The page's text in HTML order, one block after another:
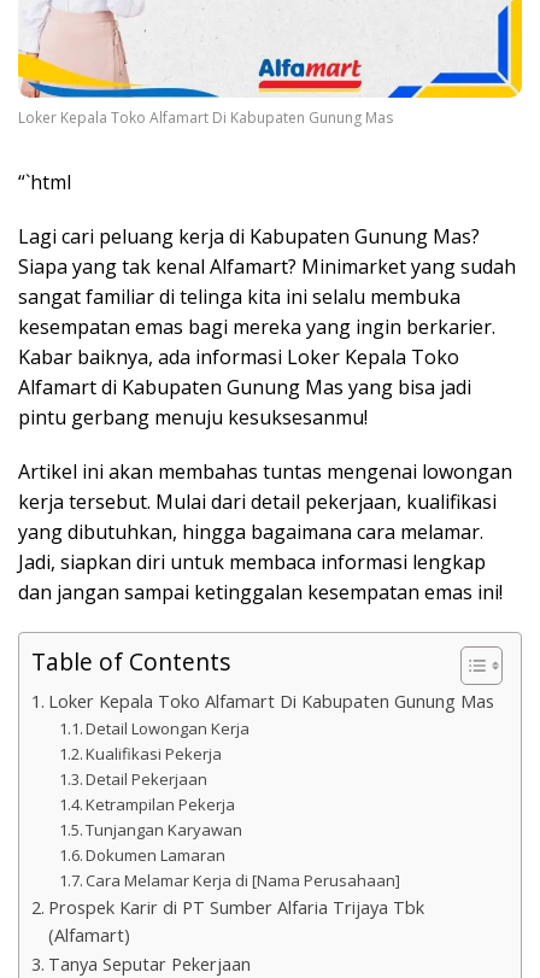
Loker Kepala Toko Alfamart Di Kabupaten Gunung Mas
“`html
Lagi cari peluang kerja di Kabupaten Gunung Mas?
Siapa yang tak kenal Alfamart? Minimarket yang sudah
sangat familiar di telinga kita ini selalu membuka
kesempatan emas bagi mereka yang ingin berkarier.
Kabar baiknya, ada informasi Loker Kepala Toko
Alfamart di Kabupaten Gunung Mas yang bisa jadi
pintu gerbang menuju kesuksesanmu!
Artikel ini akan membahas tuntas mengenai lowongan
kerja tersebut. Mulai dari detail pekerjaan, kualifikasi
yang dibutuhkan, hingga bagaimana cara melamar.
Jadi, siapkan diri untuk membaca informasi lengkap
dan jangan sampai ketinggalan kesempatan emas ini!
Table of Contents
Loker Kepala Toko Alfamart Di Kabupaten Gunung Mas
Detail Lowongan Kerja
Kualifikasi Pekerja
Detail Pekerjaan
Ketrampilan Pekerja
Tunjangan Karyawan
Dokumen Lamaran
Cara Melamar Kerja di [Nama Perusahaan]
Prospek Karir di PT Sumber Alfaria Trijaya Tbk
(Alfamart)
Tanya Seputar Pekerjaan